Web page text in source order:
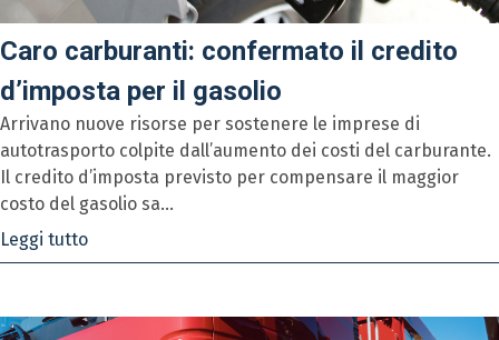
Caro carburanti: confermato il credito
d’imposta per il gasolio
Arrivano nuove risorse per sostenere le imprese di
autotrasporto colpite dall’aumento dei costi del carburante.
Il credito d’imposta previsto per compensare il maggior
costo del gasolio sa...
Leggi tutto